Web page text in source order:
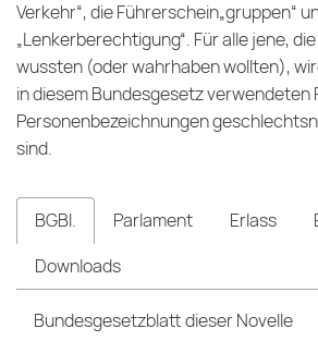
Verkehr“, die Führerschein„gruppen“
„Lenkerberechtigung“. Für alle jene,
wussten (oder wahrhaben wollten),
in diesem Bundesgesetz verwendeten
Personenbezeichnungen
sind.
BGBl. Parlament Erlass
Downloads
Bundesgesetzblatt dieser Novelle